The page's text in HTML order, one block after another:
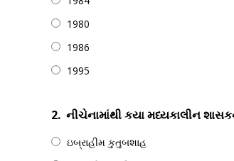
1980
1986
1995
2. નીચેનામાંથી કયા મધ્યકાલીન
ઇબ્રાહીમ કુતુબશાહ